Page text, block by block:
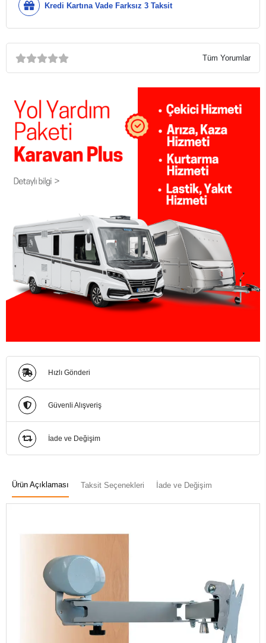
Kredi Kartına Vade Farksız 3 Taksit
Tüm Yorumlar
Hızlı Gönderi
Güvenli Alışveriş
İade ve Değişim
Ürün Açıklaması Taksit Seçenekleri İade ve Değişim